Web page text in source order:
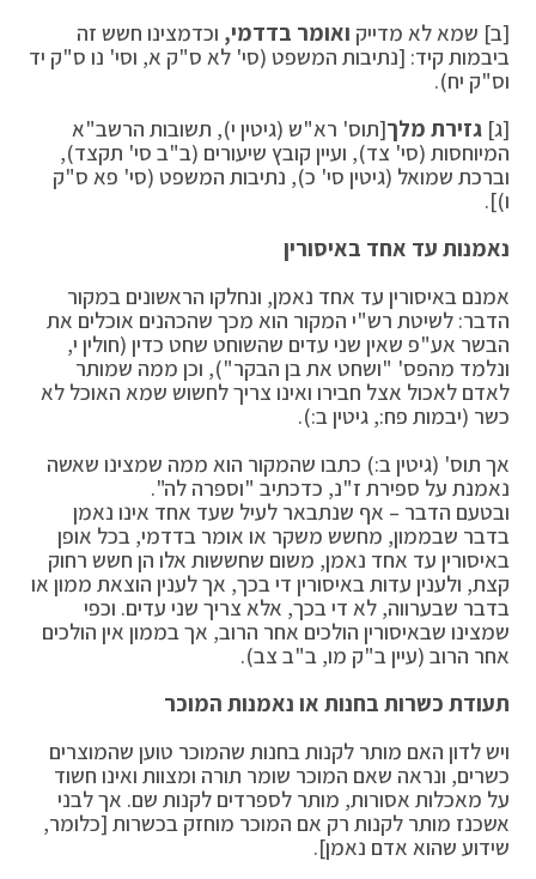
[ב] שמא לא מדייק ואומר בדדמי, וכדמצינו חשש זה
ביבמות קיד: [נתיבות המשפט (סי' לא ס"ק א, וסי' נו ס"ק יד
וס"ק יח).
[ג]גזירת מלך[תוס' רא"ש (גיטין י), תשובות הרשב"א
המיוחסות (סי' צד), ועיין קובץ שיעורים (ב"ב סי' תקצד),
וברכת שמואל (גיטין סי' כ), נתיבות המשפט (סי' פא ס"ק
ו)].
נאמנות עד אחד באיסורין
אמנם באיסורין עד אחד נאמן, ונחלקו הראשונים במקור
הדבר: לשיטת רש"י המקור הוא מכך שהכהנים אוכלים את
הבשר אע"פ שאין שני עדים שהשוחט שחט כדין (חולין י,
ונלמד מהפס' "ושחט את בן הבקר"), וכן ממה שמותר
לאדם לאכול אצל חבירו ואינו צריך לחשוש שמא האוכל לא
כשר (יבמות פח:, גיטין ב:).
אך תוס' (גיטין ב:) כתבו שהמקור הוא ממה שמצינו שאשה
נאמנת על ספירת ז"נ, כדכתיב "וספרה לה".
ובטעם הדבר – אף שנתבאר לעיל שעד אחד אינו נאמן
בדבר שבממון, מחשש משקר או אומר בדדמי, בכל אופן
באיסורין עד אחד נאמן, משום שחששות אלו הן חשש רחוק
קצת, ולענין עדות באיסורין די בכך, אך לענין הוצאת ממון או
בדבר שבערווה, לא די בכך, אלא צריך שני עדים. וכפי
שמצינו שבאיסורין הולכים אחר הרוב, אך בממון אין הולכים
אחר הרוב (עיין ב"ק מו, ב"ב צב).
תעודת כשרות בחנות או נאמנות המוכר
ויש לדון האם מותר לקנות בחנות שהמוכר טוען שהמוצרים
כשרים, ונראה שאם המוכר שומר תורה ומצוות ואינו חשוד
על מאכלות אסורות, מותר לספרדים לקנות שם. אך לבני
אשכנז מותר לקנות רק אם המוכר מוחזק בכשרות [כלומר,
שידוע שהוא אדם נאמן].